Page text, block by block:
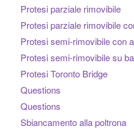
Protesi parziale rimovibile
Protesi parziale rimovibile
Protesi semi-rimovibile con
Protesi semi-rimovibile su
Protesi Toronto Bridge
Questions
Questions
Sbiancamento alla poltrona